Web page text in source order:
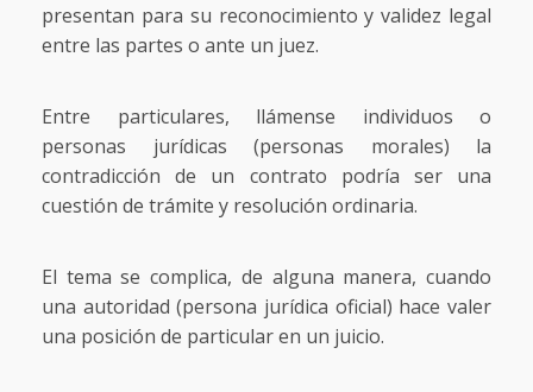
presentan para su reconocimiento y validez legal
entre las partes o ante un juez.
Entre particulares, llámense individuos o
personas jurídicas (personas morales) la
contradicción de un contrato podría ser una
cuestión de trámite y resolución ordinaria.
El tema se complica, de alguna manera, cuando
una autoridad (persona jurídica oficial) hace valer
una posición de particular en un juicio.